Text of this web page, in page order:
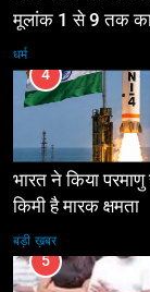
मूलांक 1 से 9 तक
धर्म
4
भारत ने किया
किमी है मारक क्षमता
बड़ी ख़बर
5